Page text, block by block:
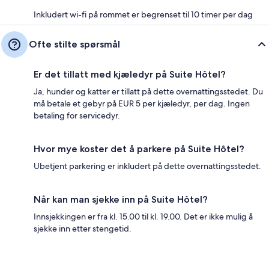
Inkludert wi-fi på rommet er begrenset til 10 timer per dag
Ofte stilte spørsmål
Er det tillatt med kjæledyr på Suite Hôtel?
Ja, hunder og katter er tillatt på dette overnattingsstedet. Du
må betale et gebyr på EUR 5 per kjæledyr, per dag. Ingen
betaling for servicedyr.
Hvor mye koster det å parkere på Suite Hôtel?
Ubetjent parkering er inkludert på dette overnattingsstedet.
Når kan man sjekke inn på Suite Hôtel?
Innsjekkingen er fra kl. 15.00 til kl. 19.00. Det er ikke mulig å
sjekke inn etter stengetid.